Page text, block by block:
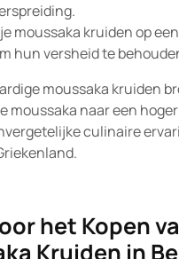
moussaka kruiden op
hun versheid te
moussaka kruiden
moussaka naar een
culinaire
het Kopen
Kruiden in